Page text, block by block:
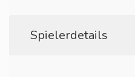
Spielerdetails